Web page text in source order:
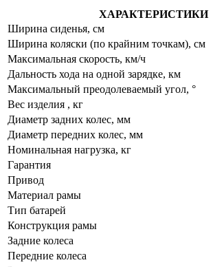
ХАРАКТЕРИСТИКИ
Ширина сиденья, см
Ширина коляски (по крайним точкам), см
Максимальная скорость, км/ч
Дальность хода на одной зарядке, км
Максимальный преодолеваемый угол, °
Вес изделия , кг
Диаметр задних колес, мм
Диаметр передних колес, мм
Номинальная нагрузка, кг
Гарантия
Привод
Материал рамы
Тип батарей
Конструкция рамы
Задние колеса
Передние колеса